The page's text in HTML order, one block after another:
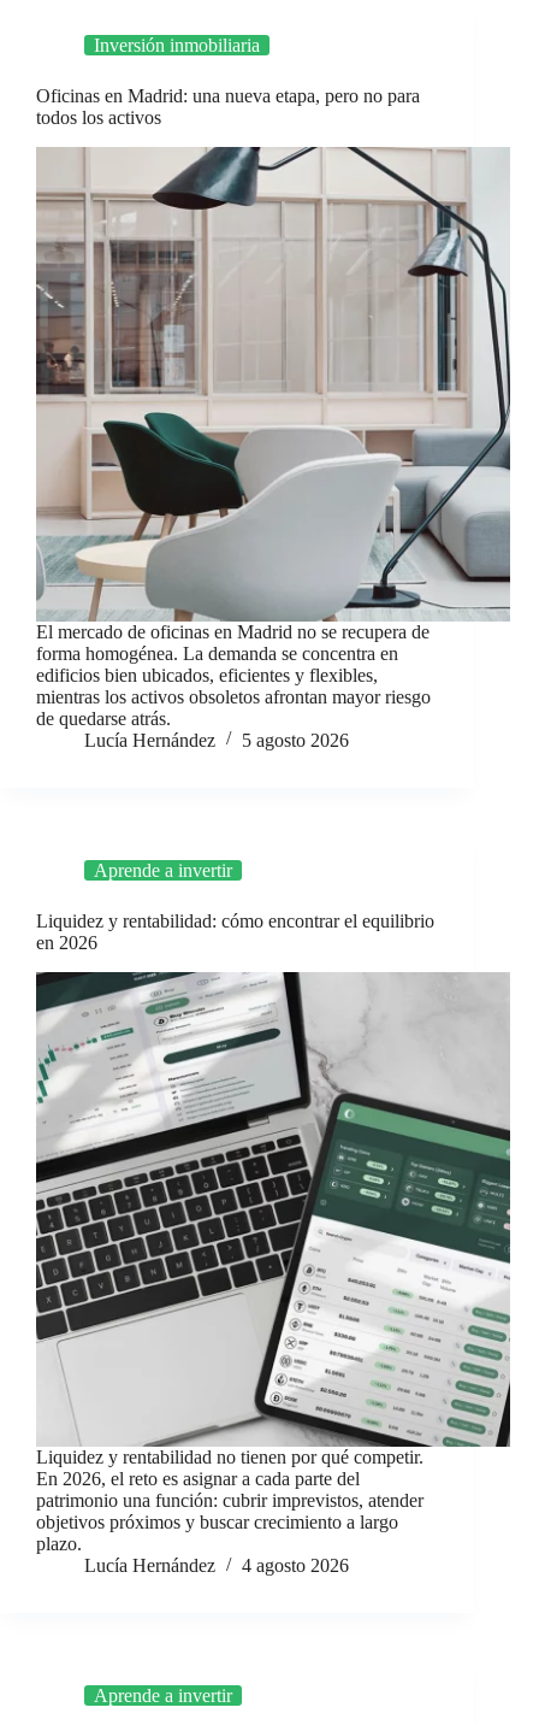
Inversión inmobiliaria
Oficinas en Madrid: una nueva etapa, pero no para
todos los activos
El mercado de oficinas en Madrid no se recupera de
forma homogénea. La demanda se concentra en
edificios bien ubicados, eficientes y flexibles,
mientras los activos obsoletos afrontan mayor riesgo
de quedarse atrás.
Lucía Hernández
5 agosto 2026
Aprende a invertir
Liquidez y rentabilidad: cómo encontrar el equilibrio
en 2026
Liquidez y rentabilidad no tienen por qué competir.
En 2026, el reto es asignar a cada parte del
patrimonio una función: cubrir imprevistos, atender
objetivos próximos y buscar crecimiento a largo
plazo.
Lucía Hernández
4 agosto 2026
Aprende a invertir